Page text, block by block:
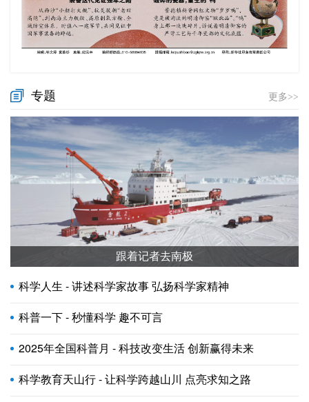
专题 更多>>
跟着记者去南极
科学人生 - 讲述科学家故事 弘扬科学家精神
科普一下 - 秒懂科学 趣不可言
2025年全国科普月 - 科技改变生活 创新赢得未来
科学教育天山行 - 让科学跨越山川 点亮求知之路